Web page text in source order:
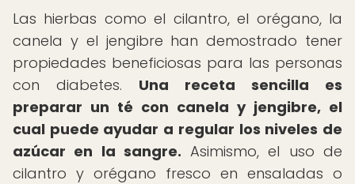
Las hierbas como el cilantro, el orégano, la
canela y el jengibre han demostrado tener
propiedades beneficiosas para las personas
con diabetes. Una receta sencilla es
preparar un té con canela y jengibre, el
cual puede ayudar a regular los niveles de
azúcar en la sangre. Asimismo, el uso de
cilantro y orégano fresco en ensaladas o